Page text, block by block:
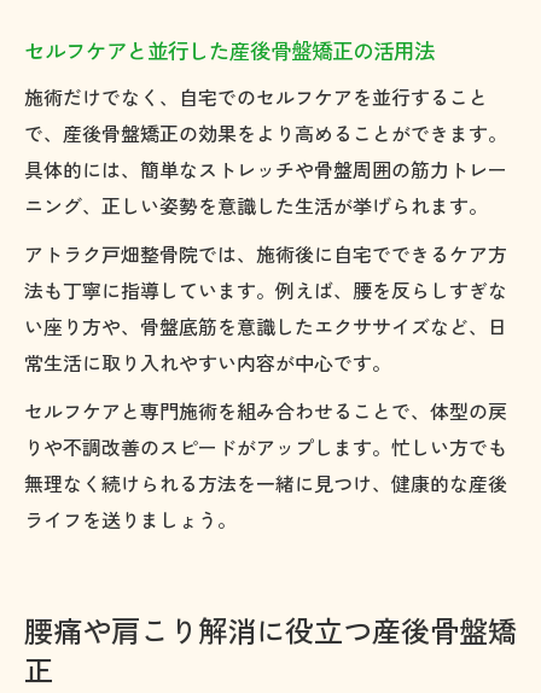
セルフケアと並行した産後骨盤矯正の活用法
施術だけでなく、自宅でのセルフケアを並行すること
で、産後骨盤矯正の効果をより高めることができます。
具体的には、簡単なストレッチや骨盤周囲の筋力トレー
ニング、正しい姿勢を意識した生活が挙げられます。
アトラク戸畑整骨院では、施術後に自宅でできるケア方
法も丁寧に指導しています。例えば、腰を反らしすぎな
い座り方や、骨盤底筋を意識したエクササイズなど、日
常生活に取り入れやすい内容が中心です。
セルフケアと専門施術を組み合わせることで、体型の戻
りや不調改善のスピードがアップします。忙しい方でも
無理なく続けられる方法を一緒に見つけ、健康的な産後
ライフを送りましょう。
腰痛や肩こり解消に役立つ産後骨盤矯
正